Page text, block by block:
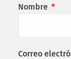
Nombre *
Correo